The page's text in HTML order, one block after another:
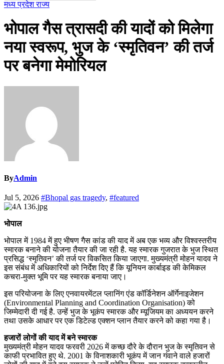
मध्य प्रदेशराज्य
भोपाल गैस त्रासदी की यादों को मिलेगा
नया स्वरूप, भुज के ‘स्मृतिवन’ की तर्ज
पर बनेगा मेमोरियल
ByAdmin
Jul 5, 2026 #Bhopal gas tragedy, #featured
भोपाल
भोपाल में 1984 में हुए भीषण गैस कांड की याद में अब एक भव्य और विश्वस्तरीय
स्मारक बनाने की योजना तैयार की जा रही है. यह स्मारक गुजरात के भुज स्थित
प्रसिद्ध ‘स्मृतिवन’ की तर्ज पर विकसित किया जाएगा. मुख्यमंत्री मोहन यादव ने
इस संबंध में अधिकारियों को निर्देश दिए हैं कि यूनियन कार्बाइड की केमिकल
कचरा-मुक्त भूमि पर यह स्मारक बनाया जाए।
इस परियोजना के लिए एनवायरमेंटल प्लानिंग एंड कॉर्डिनेशन ऑर्गेनाइजेशन
(Environmental Planning and Coordination Organisation) को
जिम्मेदारी दी गई है. उन्हें भुज के भूकंप स्मारक और म्यूजियम का अध्ययन करने
तथा उसके आधार पर एक डिटेल्ड एक्शन प्लान तैयार करने को कहा गया है।
हजारों लोगों की याद में बने स्मारक
मुख्यमंत्री मोहन यादव फरवरी 2026 में कच्छ दौरे के दौरान भुज के स्मृतिवन से
काफी प्रभावित हुए थे. 2001 के विनाशकारी भूकंप में जान गंवाने वाले हजारों